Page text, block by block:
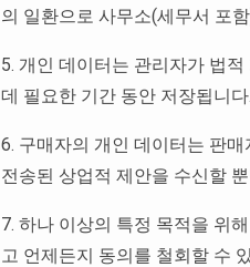
의 일환으로 사무소(세무서 포
5. 개인 데이터는 관리자가 법
데 필요한 기간 동안 저장됩니다.
6. 구매자의 개인 데이터는 판
전송된 상업적 제안을 수신할
7. 하나 이상의 특정 목적을 위
고 언제든지 동의를 철회할 수